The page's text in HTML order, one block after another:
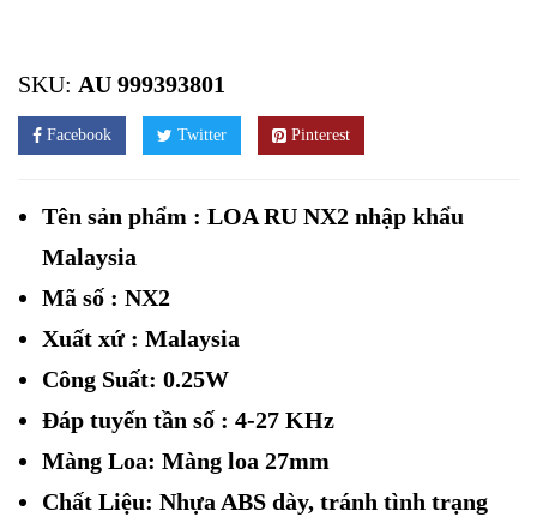
SKU: AU 999393801
Facebook Twitter Pinterest
Tên sản phẩm : LOA RU NX2 nhập khẩu
Malaysia
Mã số : NX2
Xuất xứ : Malaysia
Công Suất: 0.25W
Đáp tuyến tần số : 4-27 KHz
Màng Loa: Màng loa 27mm
Chất Liệu: Nhựa ABS dày, tránh tình trạng